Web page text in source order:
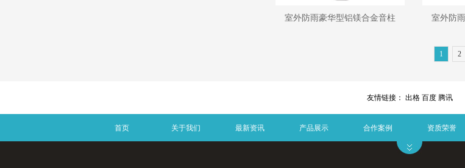
室外防雨豪华型铝镁合金音柱 室外防
1 2
友情链接： 出格 百度 腾讯
首页 关于我们 最新资讯 产品展示 合作案例 资质荣誉